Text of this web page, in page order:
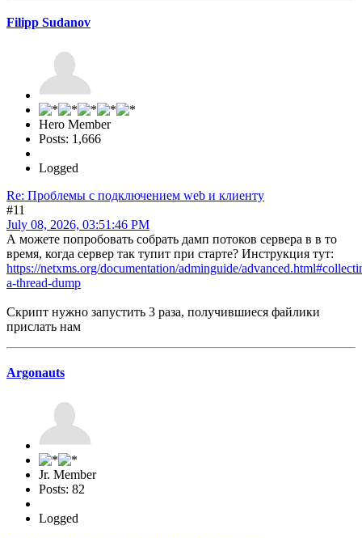
Filipp Sudanov
Hero Member
Posts: 1,666
Logged
Re: Проблемы с подключением web и клиенту
#11
July 08, 2026, 03:51:46 PM
А можете попробовать собрать дамп потоков сервера в в то
время, когда сервер так тупит при старте? Инструкция тут:
https://netxms.org/documentation/adminguide/
a-thread-dump
Скрипт нужно запустить 3 раза, получившиеся файлики
прислать нам
Argonauts
Jr. Member
Posts: 82
Logged